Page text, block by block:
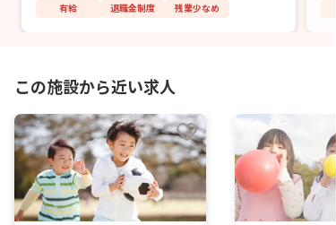
有給
退職金制度 残業少なめ
この施設から近い求人